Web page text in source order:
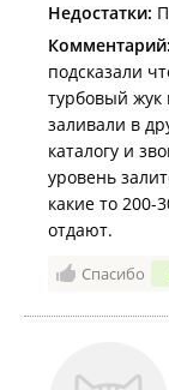
Недостатки:
Комментарий:
подсказали
турбовый жук
заливали в
каталогу и
уровень
какие то 200-
отдают.
Спасибо